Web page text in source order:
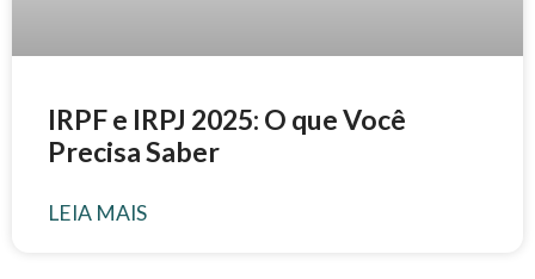
IRPF e IRPJ 2025: O que Você
Precisa Saber
LEIA MAIS